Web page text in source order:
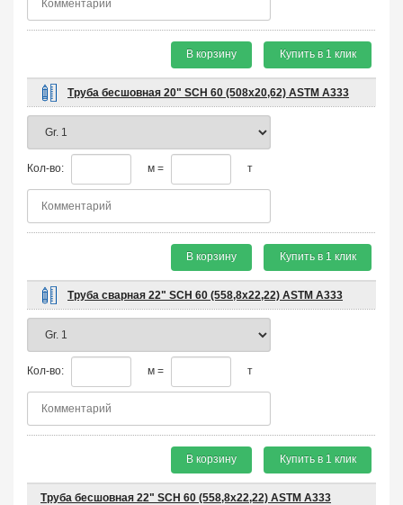
В корзину Купить в 1 клик
Труба бесшовная 20" SCH 60 (508х20,62) ASTM A333
Кол-во: м = т
В корзину Купить в 1 клик
Труба сварная 22" SCH 60 (558,8х22,22) ASTM A333
Кол-во: м = т
В корзину Купить в 1 клик
Труба бесшовная 22" SCH 60 (558,8х22,22) ASTM A333